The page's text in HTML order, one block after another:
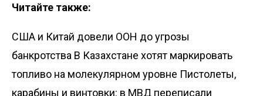
Читайте также:
США и Китай довели ООН до угрозы
банкротства В Казахстане хотят маркировать
топливо на молекулярном уровне Пистолеты,
карабины и винтовки: в МВД переписали